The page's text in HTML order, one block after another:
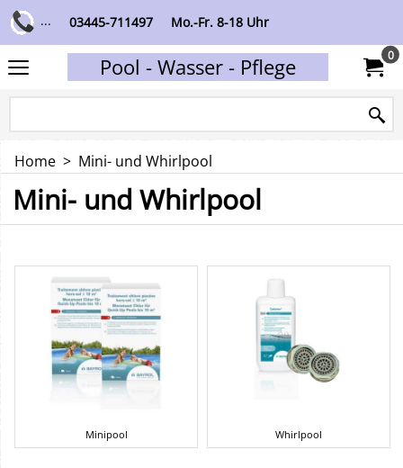
... 03445-711497 Mo.-Fr. 8-18 Uhr
Pool - Wasser - Pflege 0
Home > Mini- und Whirlpool
Mini- und Whirlpool
Minipool Whirlpool